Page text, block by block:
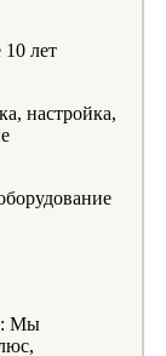
10 лет
настройка,
: Мы